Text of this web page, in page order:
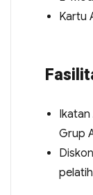
Kartu
Ikatan
Grup